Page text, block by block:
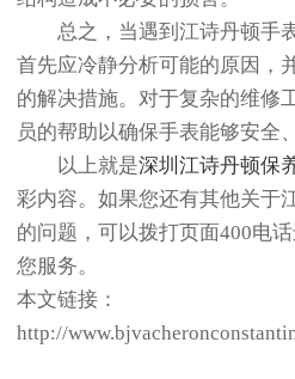
总之，当遇到江诗丹顿手表
首先应冷静分析可能的原因，
的解决措施。对于复杂的维修
员的帮助以确保手表能够安全
以上就是深圳江诗丹顿保
彩内容。如果您还有其他关于
的问题，可以拨打页面400电
您服务。
本文链接：
http://